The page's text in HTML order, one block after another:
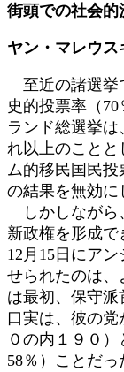
新
時
街頭での社会的
ヤン・マレウス
至近の諸選挙
史的投票率（
ランド総選挙
れ以上のこと
ム的移民国民
の結果を無効に
しかしながら
新政権を形成
12月15日にア
せられたのは
は最初、保守派
口実は、彼の
０の内１９０）
58％）ことだ